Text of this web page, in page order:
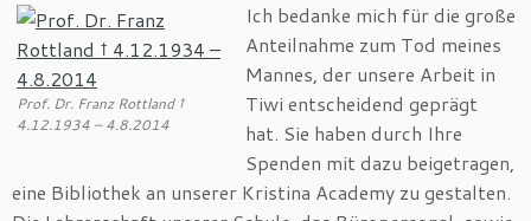
Prof. Dr. Franz Rottland †
4.12.1934 – 4.8.2014
Ich bedanke mich für die große
Anteilnahme zum Tod meines
Mannes, der unsere Arbeit in
Tiwi entscheidend geprägt
hat. Sie haben durch Ihre
Spenden mit dazu beigetragen,
eine Bibliothek an unserer Kristina Academy zu gestalten.